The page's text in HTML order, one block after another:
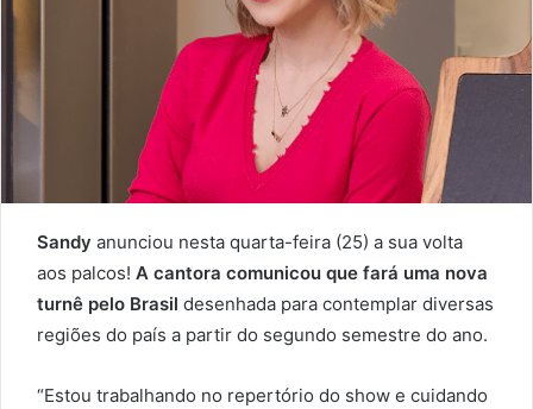
Sandy anunciou nesta quarta-feira (25) a sua volta
aos palcos! A cantora comunicou que fará uma nova
turnê pelo Brasil desenhada para contemplar diversas
regiões do país a partir do segundo semestre do ano.
“Estou trabalhando no repertório do show e cuidando